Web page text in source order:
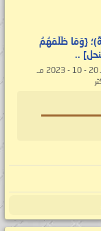
الحَرارةَ إلى (151 دَرجَةً)؛ {وَمَا ظَلَمَهُمُ
الإمام المهديّ ناصر محمد اليمانيّ 05 - ربيع الآخر - 1445 هـ 20 - 10 - 2023 مـ